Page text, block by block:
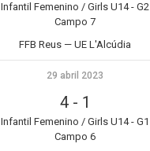
Infantil Femenino / Girls U14 - G2
Campo 7
FFB Reus — UE L'Alcúdia
29 abril 2023
4- 1
Infantil Femenino / Girls U14 - G1
Campo 6